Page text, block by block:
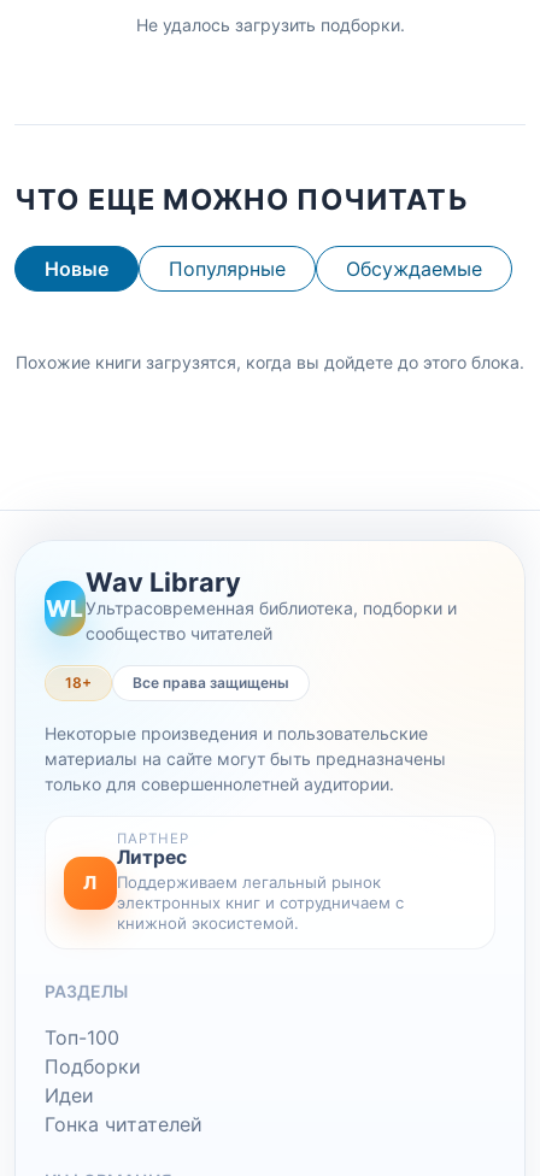
Не удалось загрузить подборки.
ЧТО ЕЩЕ МОЖНО ПОЧИТАТЬ
Новые Популярные Обсуждаемые
Похожие книги загрузятся, когда вы дойдете до этого блока.
WL
Wav Library
Ультрасовременная библиотека, подборки и
сообщество читателей
18+ Все права защищены
Некоторые произведения и пользовательские
материалы на сайте могут быть предназначены
только для совершеннолетней аудитории.
Л
ПАРТНЕР
Литрес
Поддерживаем легальный рынок
электронных книг и сотрудничаем с
книжной экосистемой.
РАЗДЕЛЫ
Топ-100
Подборки
Идеи
Гонка читателей